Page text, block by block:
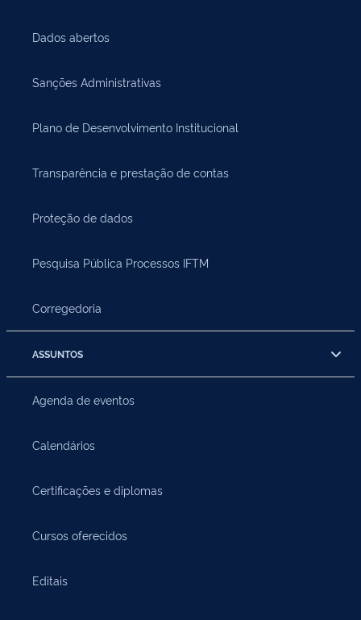
Dados abertos
Sanções Administrativas
Plano de Desenvolvimento Institucional
Transparência e prestação de contas
Proteção de dados
Pesquisa Pública Processos IFTM
Corregedoria
ASSUNTOS
Agenda de eventos
Calendários
Certificações e diplomas
Cursos oferecidos
Editais